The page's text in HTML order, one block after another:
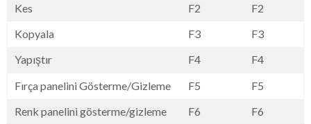
Kes
F2
F2
Kopyala
F3
F3
Yapıştır
F4
F4
Fırça panelini Gösterme/Gizleme
F5
F5
Renk panelini gösterme/gizleme
F6
F6